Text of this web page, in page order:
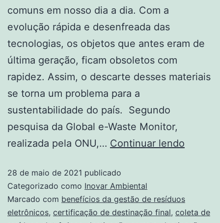
comuns em nosso dia a dia. Com a
evolução rápida e desenfreada das
tecnologias, os objetos que antes eram de
última geração, ficam obsoletos com
rapidez. Assim, o descarte desses materiais
se torna um problema para a
sustentabilidade do país. Segundo
pesquisa da Global e-Waste Monitor,
realizada pela ONU,… Continuar lendo
28 de maio de 2021 publicado
Categorizado como Inovar Ambiental
Marcado com benefícios da gestão de resíduos
eletrônicos, certificação de destinação final, coleta de